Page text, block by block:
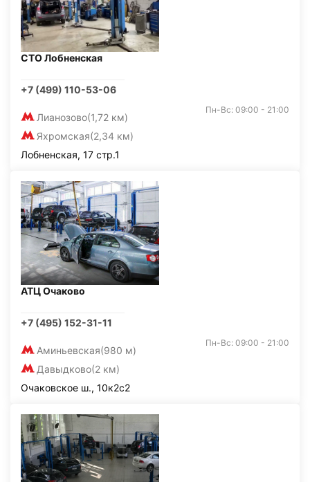
СТО Лобненская
+7 (499) 110-53-06
Лианозово(1,72 км)
Яхромская(2,34 км)
Пн-Вс: 09:00 - 21:00
Лобненская, 17 стр.1
АТЦ Очаково
+7 (495) 152-31-11
Аминьевская(980 м)
Давыдково(2 км)
Пн-Вс: 09:00 - 21:00
Очаковское ш., 10к2с2